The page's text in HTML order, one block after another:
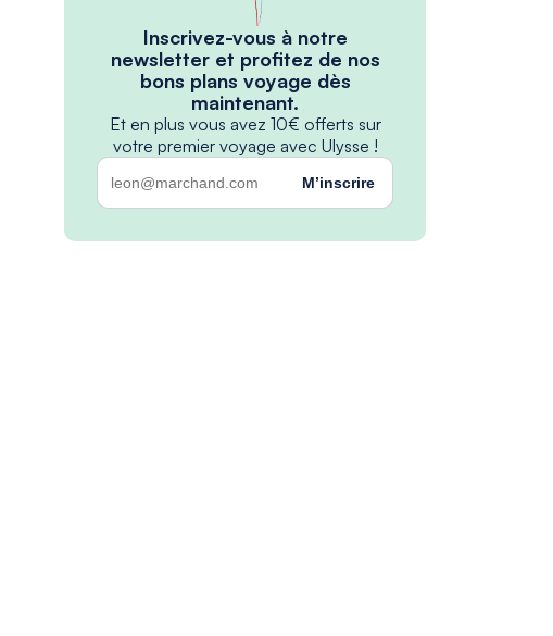
Inscrivez-vous à notre
newsletter et profitez de nos
bons plans voyage dès
maintenant.
Et en plus vous avez 10€ offerts sur
votre premier voyage avec Ulysse !
M’inscrire